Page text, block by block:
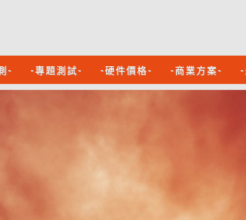
- -專題測試- -硬件價格- -商業方案-